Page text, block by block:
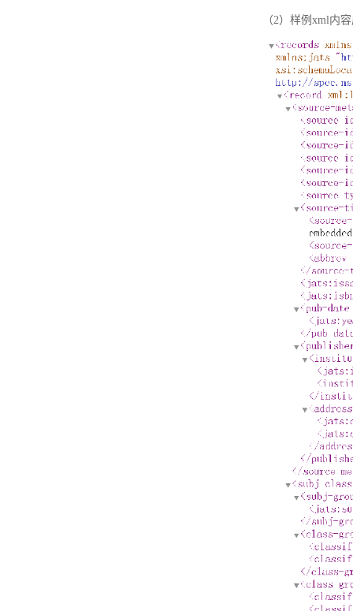
（2）样例xml内